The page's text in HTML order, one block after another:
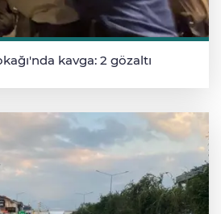
kavga: 2 gözaltı